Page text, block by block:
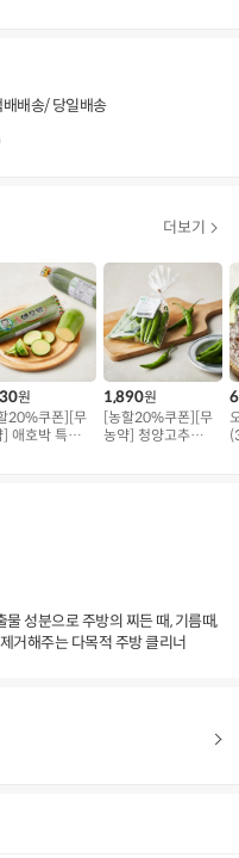
배배송 당일배송
더보기
원
20%쿠폰][무
] 애호박 특품
1,890원
[농할20%쿠폰][무
농약] 청양고추
성분으로 주방의 찌든 때, 기름때,
거해주는 다목적 주방 클리너